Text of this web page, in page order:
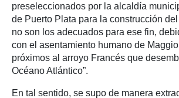
preseleccionados por la alcaldía
de Puerto Plata para la construcción
no son los adecuados para ese fin,
con el asentamiento humano de
próximos al arroyo Francés que
Océano Atlántico”.
En tal sentido, se supo de manera